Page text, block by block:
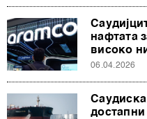
нафтата
високо
06.04.2026
Саудиска
достапни